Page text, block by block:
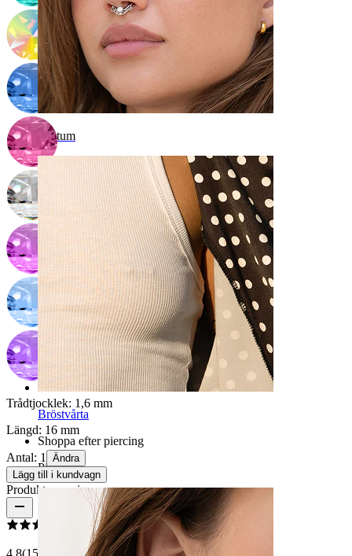
Septum
Bröstvårta
Shoppa efter piercing
Piercings
Trådtjocklek: 1,6 mm
Längd: 16 mm
Antal: 1
Ändra
Lägg till i kundvagn
Produktrecensioner
4.8(15 recensioner)